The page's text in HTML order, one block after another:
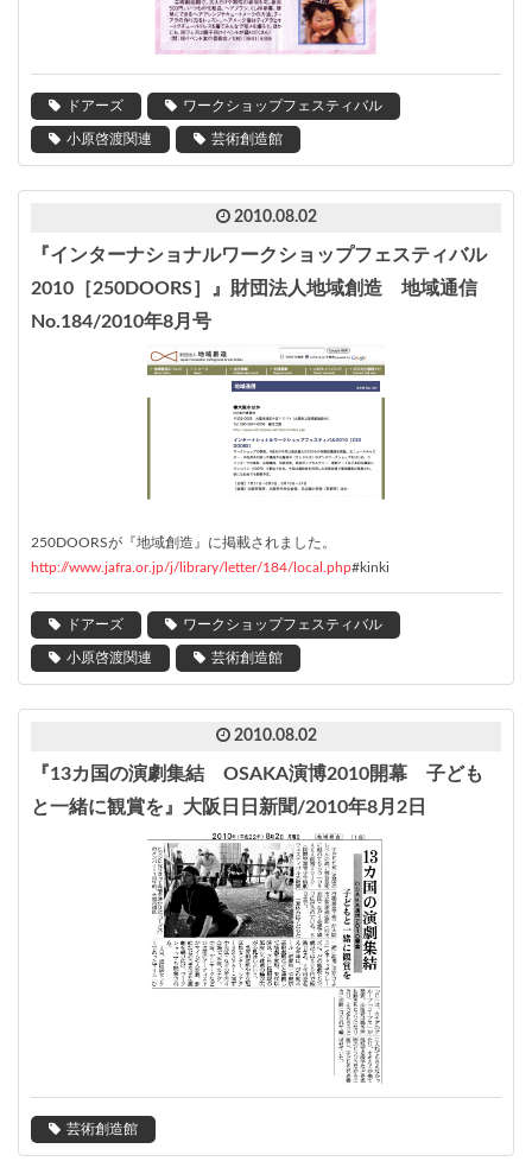
ドアーズ ワークショップフェスティバル
小原啓渡関連 芸術創造館
2010.08.02
『インターナショナルワークショップフェスティバル
2010［250DOORS］』財団法人地域創造 地域通信
No.184/2010年8月号
250DOORSが『地域創造』に掲載されました。
http://www.jafra.or.jp/j/library/letter/184/local.php#kinki
ドアーズ ワークショップフェスティバル
小原啓渡関連 芸術創造館
2010.08.02
『13カ国の演劇集結 OSAKA演博2010開幕 子ども
と一緒に観賞を』大阪日日新聞/2010年8月2日
芸術創造館